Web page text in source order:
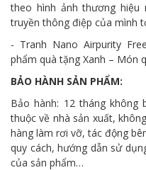
theo hình ảnh thương hiệu
truyền thông điệp của mình
- Tranh Nano Airpurity
phẩm quà tặng Xanh – Món
BẢO HÀNH SẢN PHẨM:
Bảo hành: 12 tháng không
thuộc về nhà sản xuất,
hàng làm rơi vỡ, tác động
quy cách, hướng dẫn sử
của sản phẩm…